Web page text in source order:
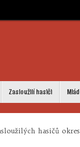
Zasloužilí hasiči
hasičů